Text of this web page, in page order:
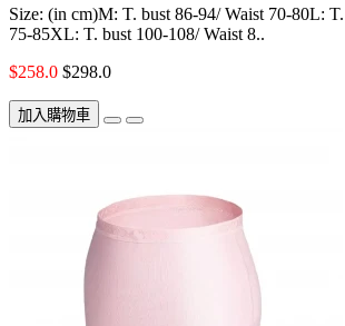
Size: (in cm)M: T. bust 86-94/ Waist 70-80L:
75-85XL: T. bust 100-108/ Waist 8..
$258.0 $298.0
加入購物車